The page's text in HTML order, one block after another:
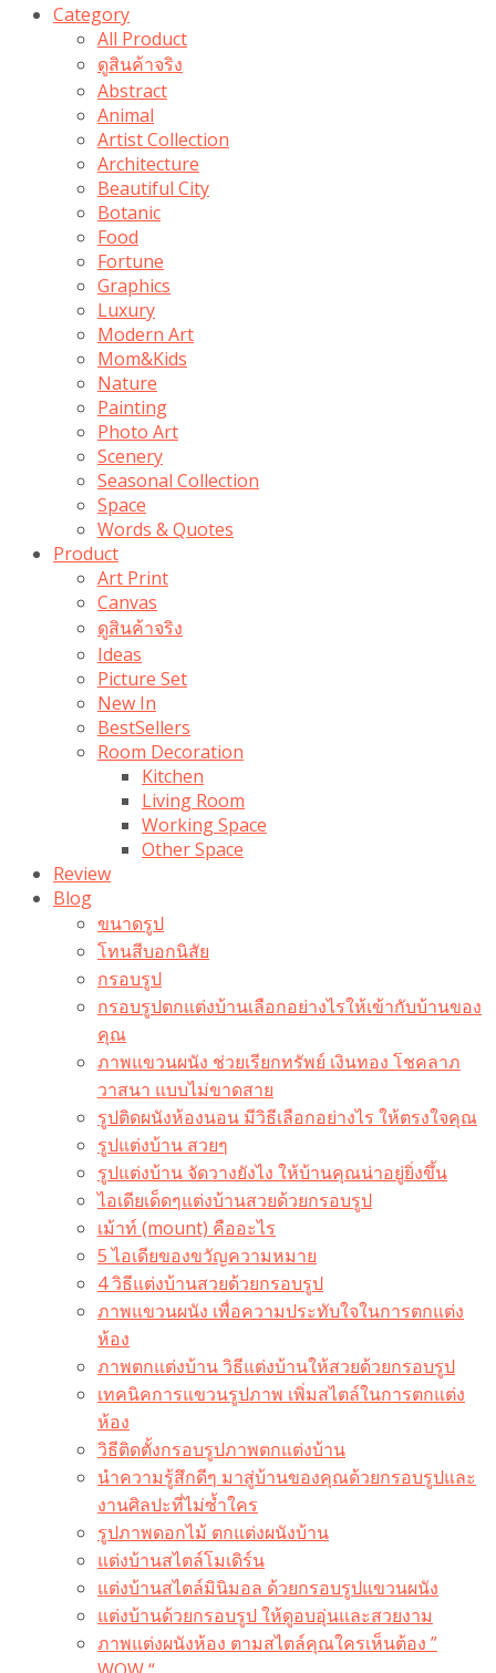
Category
All Product
ดูสินค้าจริง
Abstract
Animal
Artist Collection
Architecture
Beautiful City
Botanic
Food
Fortune
Graphics
Luxury
Modern Art
Mom&Kids
Nature
Painting
Photo Art
Scenery
Seasonal Collection
Space
Words & Quotes
Product
Art Print
Canvas
ดูสินค้าจริง
Ideas
Picture Set
New In
BestSellers
Room Decoration
Kitchen
Living Room
Working Space
Other Space
Review
Blog
ขนาดรูป
โทนสีบอกนิสัย
กรอบรูป
กรอบรูปตกแต่งบ้านเลือกอย่างไรให้เข้ากับบ้านของ
คุณ
ภาพแขวนผนัง ช่วยเรียกทรัพย์ เงินทอง โชคลาภ
วาสนา แบบไม่ขาดสาย
รูปติดผนังห้องนอน มีวิธีเลือกอย่างไร ให้ตรงใจคุณ
รูปแต่งบ้าน สวยๆ
รูปแต่งบ้าน จัดวางยังไง ให้บ้านคุณน่าอยู่ยิ่งขึ้น
ไอเดียเด็ดๆแต่งบ้านสวยด้วยกรอบรูป
เม้าท์ (mount) คืออะไร​
5 ไอเดียของขวัญความหมาย
4 วิธีแต่งบ้านสวยด้วยกรอบรูป
ภาพแขวนผนัง เพื่อความประทับใจในการตกแต่ง
ห้อง
ภาพตกแต่งบ้าน วิธีแต่งบ้านให้สวยด้วยกรอบรูป
เทคนิคการแขวนรูปภาพ เพิ่มสไตล์ในการตกแต่ง
ห้อง
วิธีติดตั้งกรอบรูปภาพตกแต่งบ้าน
นำความรู้สึกดีๆ มาสู่บ้านของคุณด้วยกรอบรูปและ
งานศิลปะที่ไม่ซ้ำใคร
รูปภาพดอกไม้ ตกแต่งผนังบ้าน
แต่งบ้านสไตล์โมเดิร์น
แต่งบ้านสไตล์มินิมอล ด้วยกรอบรูปแขวนผนัง
แต่งบ้านด้วยกรอบรูป ให้ดูอบอุ่นและสวยงาม
ภาพแต่งผนังห้อง ตามสไตล์คุณใครเห็นต้อง ”